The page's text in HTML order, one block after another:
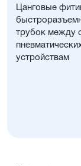
Цанговые
трубок между
устройствам